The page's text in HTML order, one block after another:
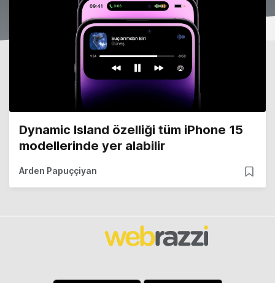
Dynamic Island özelliği tüm iPhone 15
modellerinde yer alabilir
Arden Papuççiyan